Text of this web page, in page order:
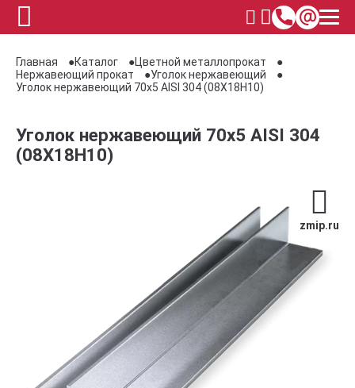
Главная Каталог
Цветной металлопрокат
Нержавеющий прокат
Уголок нержавеющий
Уголок нержавеющий 70х5 AISI 304 (08Х18Н10)
Уголок нержавеющий 70х5 AISI 304
(08Х18Н10)
zmip.ru